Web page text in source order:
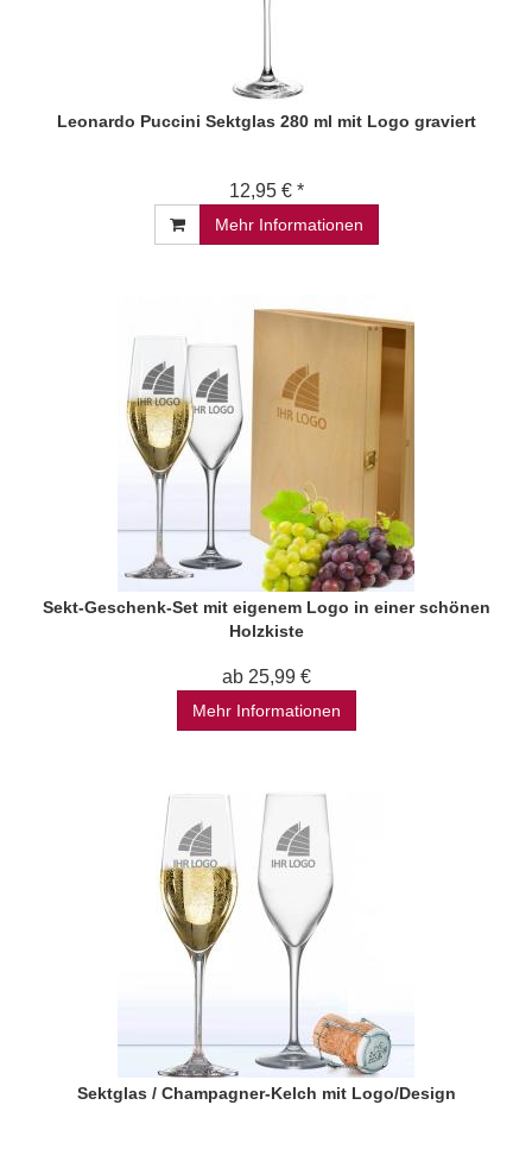
Leonardo Puccini Sektglas 280 ml mit Logo graviert
12,95 € *
Mehr Informationen
Sekt-Geschenk-Set mit eigenem Logo in einer schönen
Holzkiste
ab 25,99 €
Mehr Informationen
Sektglas / Champagner-Kelch mit Logo/Design